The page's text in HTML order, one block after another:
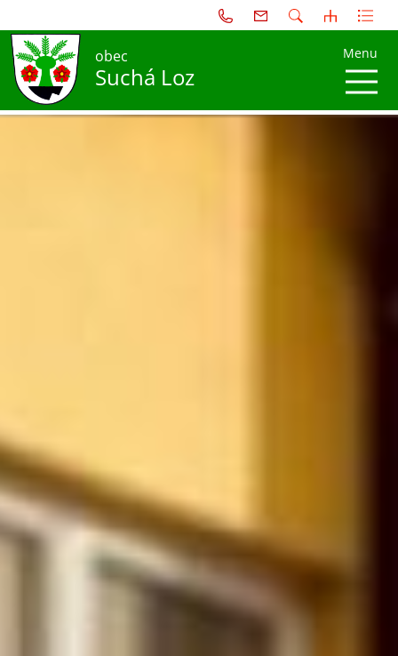
obec
Suchá Loz
Menu